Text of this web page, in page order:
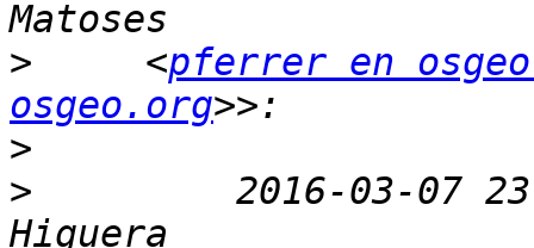
>
     <
pferrer en
osgeo.org
>
>
2016-03-07